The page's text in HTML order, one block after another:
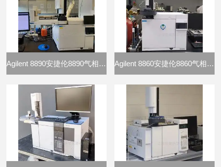
Agilent 8890安捷伦8890气相色谱仪 Agilent 8860安捷伦8860气相色谱仪